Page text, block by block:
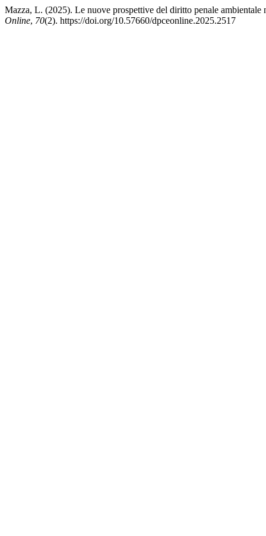
Mazza, L. (2025). Le nuove prospettive del diritto penale
Online, 70(2). https://doi.org/10.57660/dpceonline.2025.2517